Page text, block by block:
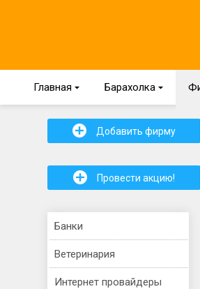
Главная { Барахолка {
+ Добавить фирму
+ Провести акцию!
Банки
Ветеринария
Интернет провайдеры